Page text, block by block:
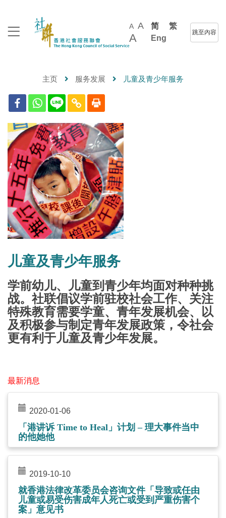
A A
A
简
繁
Eng
跳至內容
主页 服务发展 儿童及青少年服务
儿童及青少年服务
学前幼儿、儿童到青少年均面对种种挑
战。社联倡议学前驻校社会工作、关注
特殊教育需要学童、青年发展机会、以
及积极参与制定青年发展政策，令社会
更有利于儿童及青少年发展。
最新消息
2020-01-06
「港讲诉 Time to Heal」计划 – 理大事件当中
的他她他
2019-10-10
就香港法律改革委员会咨询文件「导致或任由
儿童或易受伤害成年人死亡或受到严重伤害个
案」意见书